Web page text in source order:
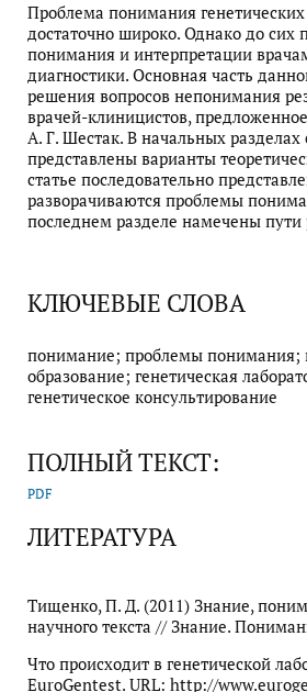
Проблема понимания
достаточно широко. Однако до
понимания и интерпретации
диагностики. Основная часть
решения вопросов непонимания
врачей-клиницистов,
А. Г. Шестак. В начальных
представлены варианты
статье последовательно
разворачиваются проблемы
последнем разделе намечены пути
КЛЮЧЕВЫЕ СЛОВА
понимание; проблемы понимания;
образование; генетическая
генетическое консультирование
ПОЛНЫЙ ТЕКСТ:
PDF
ЛИТЕРАТУРА
Тищенко, П. Д. (2011) Знание,
научного текста // Знание.
Что происходит в генетической
EuroGentest. URL: http://